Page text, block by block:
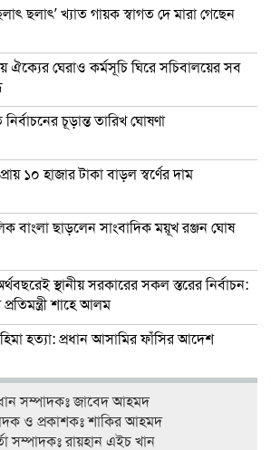
ছলাৎ’ খ্যাত গায়ক স্বাগত দে মারা গেছেন
ঐক্যের ঘেরাও কর্মসূচি ঘিরে সচিবালয়ের সব
নির্বাচনের চূড়ান্ত তারিখ ঘোষণা
১০ হাজার টাকা বাড়ল স্বর্ণের দাম
বাংলা ছাড়লেন সাংবাদিক ময়ূখ রঞ্জন ঘোষ
স্থানীয় সরকারের সকল স্তরের নির্বাচন:
শাহে আলম
হত্যা: প্রধান আসামির ফাঁসির আদেশ
সম্পাদকঃ জাবেদ আহমদ
ও প্রকাশকঃ শাকির আহমদ
সম্পাদকঃ রায়হান এইচ খান